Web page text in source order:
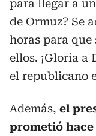
para llegar a
de Ormuz? Se
horas para que
ellos. ¡Gloria a
el republicano
Además, el
prometió hace